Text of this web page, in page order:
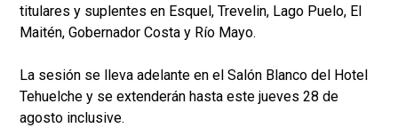
titulares y suplentes en Esquel, Trevelin, Lago Puelo, El
Maitén, Gobernador Costa y Río Mayo.
La sesión se lleva adelante en el Salón Blanco del Hotel
Tehuelche y se extenderán hasta este jueves 28 de
agosto inclusive.